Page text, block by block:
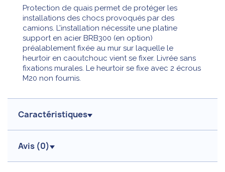
Protection de quais permet de protéger les
installations des chocs provoqués par des
camions. L’installation nécessite une platine
support en acier BRB300 (en option)
préalablement fixée au mur sur laquelle le
heurtoir en caoutchouc vient se fixer. Livrée sans
fixations murales. Le heurtoir se fixe avec 2 écrous
M20 non fournis.
Caractéristiques
Avis (0)